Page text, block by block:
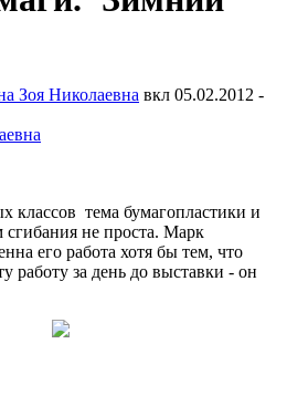
Зоя Николаевна вкл 05.02.2012 -
классов тема бумагопластики и
сгибания не проста. Марк
его работа хотя бы тем, что
работу за день до выставки - он